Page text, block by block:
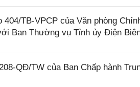
404/TB-VPCP của Văn phòng
Ban Thường vụ Tỉnh ủy Điện
QĐ/TW của Ban Chấp hành